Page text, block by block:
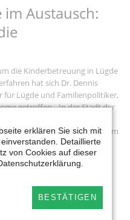
Austausch:
die Kinderbetreuung in Lügde
hat sich Dr. Dennis
für Lügde und Familienpolitiker,
getroffen. „In der Stadt der
beim Ausbau der
aber aus Eigenregie und nur im
zieht Maelzer sein Fazit.
erklären Sie sich mit
Detaillierte
von Cookies auf dieser
BESTÄTIGEN